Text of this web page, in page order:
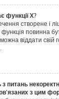
функції X?
створене і
повинна
віддати свій
питань
з цим